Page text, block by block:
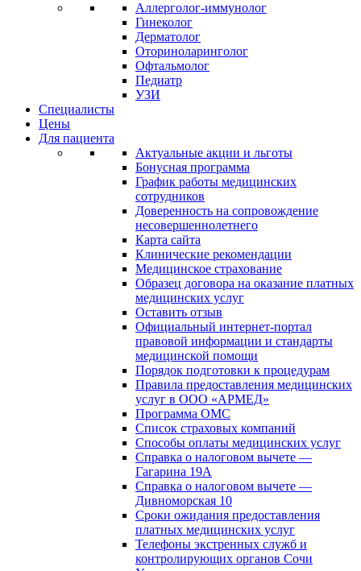
Аллерголог-иммунолог
Гинеколог
Дерматолог
Оториноларинголог
Офтальмолог
Педиатр
УЗИ
Специалисты
Цены
Для пациента
Актуальные акции и льготы
Бонусная программа
График работы медицинских
сотрудников
Доверенность на сопровождение
несовершеннолетнего
Карта сайта
Клинические рекомендации
Медицинское страхование
Образец договора на оказание платных
медицинских услуг
Оставить отзыв
Официальный интернет-портал
правовой информации и стандарты
медицинской помощи
Порядок подготовки к процедурам
Правила предоставления медицинских
услуг в ООО «АРМЕД»
Программа ОМС
Список страховых компаний
Способы оплаты медицинских услуг
Справка о налоговом вычете —
Гагарина 19А
Справка о налоговом вычете —
Дивноморская 10
Сроки ожидания предоставления
платных медицинских услуг
Телефоны экстренных служб и
контролирующих органов Сочи